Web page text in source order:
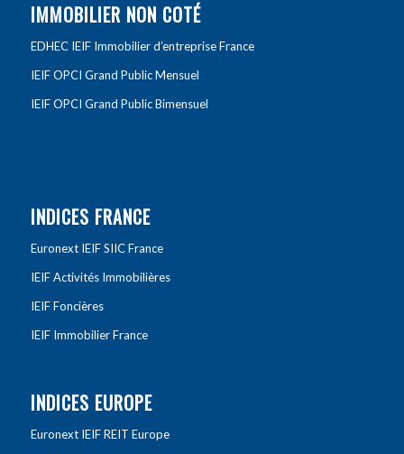
IMMOBILIER NON COTÉ
EDHEC IEIF Immobilier d’entreprise France
IEIF OPCI Grand Public Mensuel
IEIF OPCI Grand Public Bimensuel
INDICES FRANCE
Euronext IEIF SIIC France
IEIF Activités Immobilières
IEIF Foncières
IEIF Immobilier France
INDICES EUROPE
Euronext IEIF REIT Europe